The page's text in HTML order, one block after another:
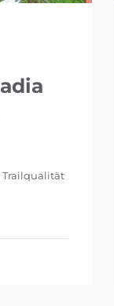
Trailqualität